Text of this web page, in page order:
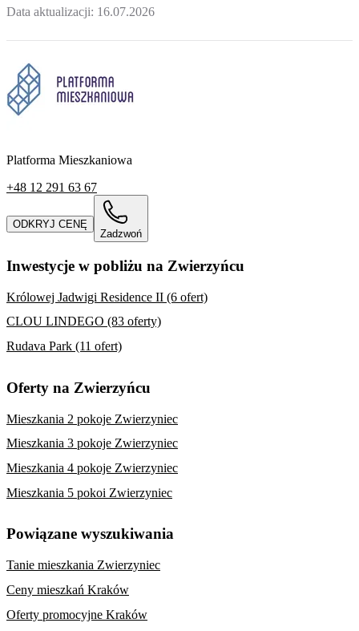
Data aktualizacji: 16.07.2026
Platforma Mieszkaniowa
+48 12 291 63 67
ODKRYJ CENĘ
Zadzwoń
Inwestycje w pobliżu na Zwierzyńcu
Królowej Jadwigi Residence II (6 ofert)
CLOU LINDEGO (83 oferty)
Rudava Park (11 ofert)
Oferty na Zwierzyńcu
Mieszkania 2 pokoje Zwierzyniec
Mieszkania 3 pokoje Zwierzyniec
Mieszkania 4 pokoje Zwierzyniec
Mieszkania 5 pokoi Zwierzyniec
Powiązane wyszukiwania
Tanie mieszkania Zwierzyniec
Ceny mieszkań Kraków
Oferty promocyjne Kraków